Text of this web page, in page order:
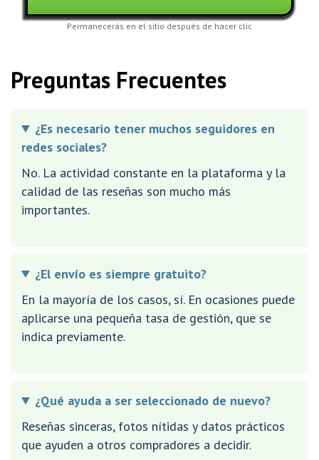
Permanecerás en el sitio después de hacer clic
Preguntas Frecuentes
¿Es necesario tener muchos seguidores en
redes sociales?
No. La actividad constante en la plataforma y la
calidad de las reseñas son mucho más
importantes.
¿El envío es siempre gratuito?
En la mayoría de los casos, sí. En ocasiones puede
aplicarse una pequeña tasa de gestión, que se
indica previamente.
¿Qué ayuda a ser seleccionado de nuevo?
Reseñas sinceras, fotos nítidas y datos prácticos
que ayuden a otros compradores a decidir.